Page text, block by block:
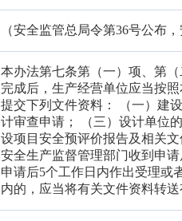
（安全监管总局令第36号公布
本办法第七条第（一）项、第
完成后，生产经营单位应当按
提交下列文件资料： （一）建
计审查申请； （三）设计单位
设项目安全预评价报告及相关
安全生产监督管理部门收到申
申请后5个工作日内作出受理或
内的，应当将有关文件资料转